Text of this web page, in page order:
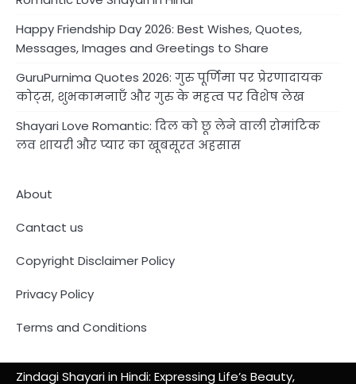
Happy Friendship Day 2026: Best Wishes, Quotes,
Messages, Images and Greetings to Share
GuruPurnima Quotes 2026: गुरु पूर्णिमा पर प्रेरणादायक
कोट्स, शुभकामनाएँ और गुरु के महत्व पर विशेष लेख
Shayari Love Romantic: दिल को छू लेने वाली रोमांटिक
लव शायरी और प्यार का खूबसूरत अहसास
About
Cantact us
Copyright Disclaimer Policy
Privacy Policy
Terms and Conditions
Zindagi Shayari in Hindi: Expressing Life’s Beauty,